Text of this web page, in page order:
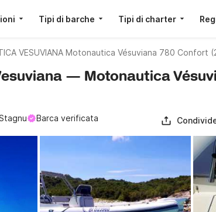
Tipi di barche Tipi di charter
VESUVIANA Motonautica Vésuviana 780 Confort
— Motonautica
Barca verificata